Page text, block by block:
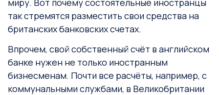
миру. Вот почему состоятельные иностранцы
так стремятся разместить свои средства на
британских банковских счетах.
Впрочем, свой собственный счёт в английском
банке нужен не только иностранным
бизнесменам. Почти все расчёты, например, с
коммунальными службами, в Великобритании